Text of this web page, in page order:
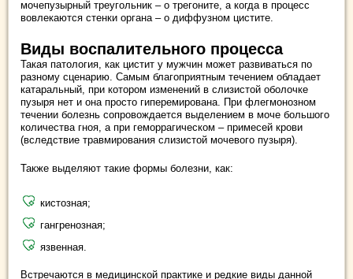
мочепузырный треугольник – о трегоните, а когда в процесс
вовлекаются стенки органа – о диффузном цистите.
Виды воспалительного процесса
Такая патология, как цистит у мужчин может развиваться по
разному сценарию. Самым благоприятным течением обладает
катаральный, при котором изменений в слизистой оболочке
пузыря нет и она просто гиперемирована. При флегмонозном
течении болезнь сопровождается выделением в моче большого
количества гноя, а при геморрагическом – примесей крови
(вследствие травмирования слизистой мочевого пузыря).
Также выделяют такие формы болезни, как:
кистозная;
гангренозная;
язвенная.
Встречаются в медицинской практике и редкие виды данной